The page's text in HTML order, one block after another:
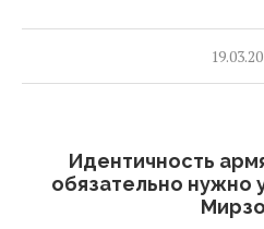
Идентичность
обязательно нужно